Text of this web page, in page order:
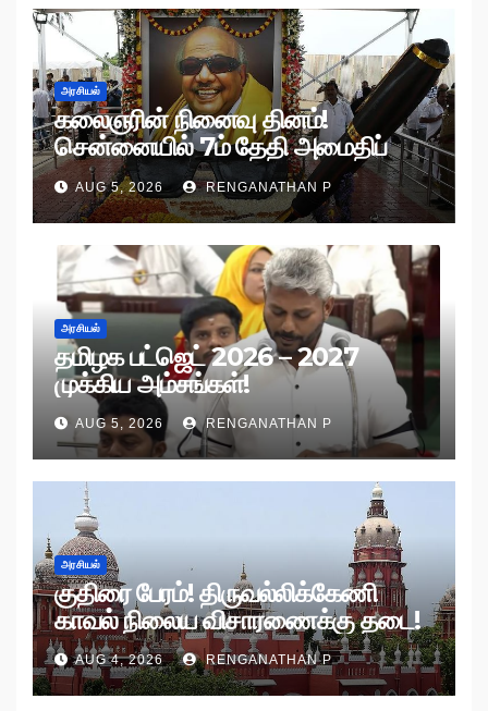
அரசியல்
கலைஞரின் நினைவு தினம்!
சென்னையில் 7ம் தேதி அமைதிப்
பேரணி!
AUG 5, 2026 RENGANATHAN P
அரசியல்
தமிழக பட்ஜெட் 2026 – 2027
முக்கிய அம்சங்கள்!
AUG 5, 2026 RENGANATHAN P
அரசியல்
குதிரை பேரம்! திருவல்லிக்கேணி
காவல் நிலைய விசாரணைக்கு தடை!
AUG 4, 2026 RENGANATHAN P